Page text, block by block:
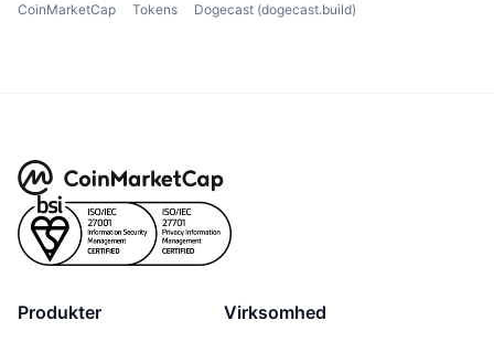
CoinMarketCap Tokens Dogecast (dogecast.build)
Produkter Virksomhed